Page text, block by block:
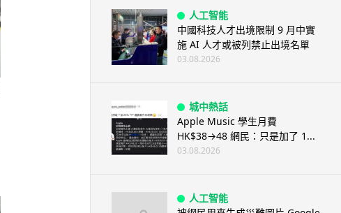
人工智能
中國科技人才出境限制 9 月中實
施 AI 人才或被列禁止出境名單
03.08.2026
城中熱話
Apple Music 學生月費
HK$38→48 網民：只是加了 1...
03.08.2026
人工智能